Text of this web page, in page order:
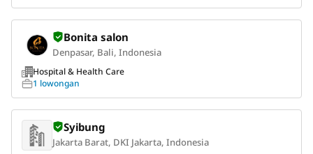
Bonita salon
Denpasar, Bali, Indonesia
Hospital & Health Care
1 lowongan
Syibung
Jakarta Barat, DKI Jakarta, Indonesia